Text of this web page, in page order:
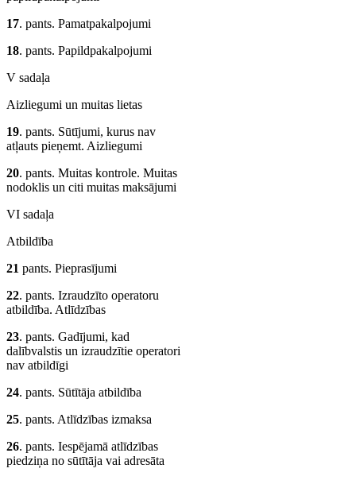
17. pants. Pamatpakalpojumi
18. pants. Papildpakalpojumi
V sadaļa
Aizliegumi un muitas lietas
19. pants. Sūtījumi, kurus nav
atļauts pieņemt. Aizliegumi
20. pants. Muitas kontrole. Muitas
nodoklis un citi muitas maksājumi
VI sadaļa
Atbildība
21 pants. Pieprasījumi
22. pants. Izraudzīto operatoru
atbildība. Atlīdzības
23. pants. Gadījumi, kad
dalībvalstis un izraudzītie operatori
nav atbildīgi
24. pants. Sūtītāja atbildība
25. pants. Atlīdzības izmaksa
26. pants. Iespējamā atlīdzības
piedziņa no sūtītāja vai adresāta